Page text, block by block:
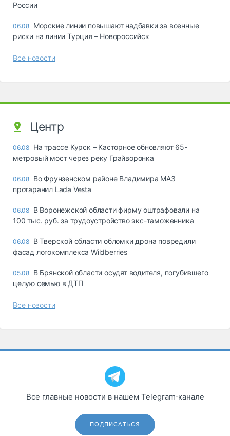
России
06.08 Морские линии повышают надбавки за военные
риски на линии Турция – Новороссийск
Все новости
Центр
06.08 На трассе Курск – Касторное обновляют 65-
метровый мост через реку Грайворонка
06.08 Во Фрунзенском районе Владимира МАЗ
протаранил Lada Vesta
06.08 В Воронежской области фирму оштрафовали на
100 тыс. руб. за трудоустройство экс-таможенника
06.08 В Тверской области обломки дрона повредили
фасад логокомплекса Wildberries
05.08 В Брянской области осудят водителя, погубившего
целую семью в ДТП
Все новости
Все главные новости в нашем Telegram‑канале
ПОДПИСАТЬСЯ